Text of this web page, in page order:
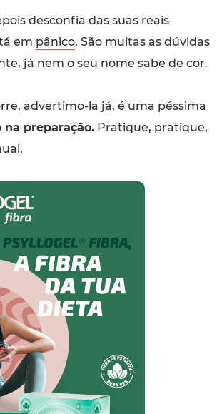
desconfia das suas reais
em pânico. São muitas as dúvidas
já nem o seu nome sabe de cor.
advertimo-la já, é uma péssima
preparação.Pratique, pratique,